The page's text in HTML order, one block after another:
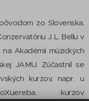
zo Slovenska.
J. L. Bellu v
Akadémii múzických
JAMU. Zúčastnil se
kurzov, napr. u
kurzov